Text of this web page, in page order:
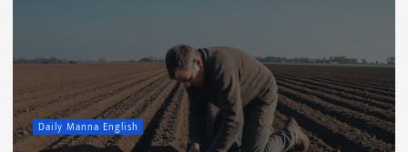
Daily Manna English